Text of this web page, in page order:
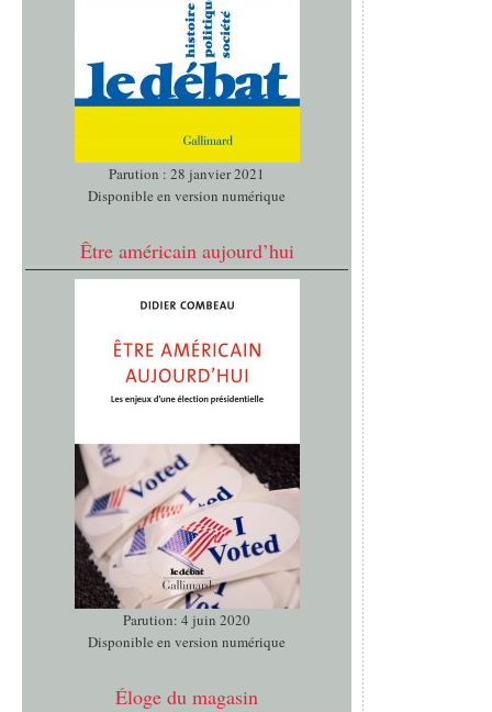
Parution : 28 janvier 2021
Disponible en version numérique
Être américain aujourd’hui
Parution: 4 juin 2020
Disponible en version numérique
Éloge du magasin